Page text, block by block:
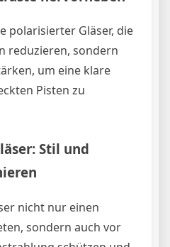
polarisierter Gläser, die
reduzieren, sondern
um eine klare
Pisten zu
Stil und
nicht nur einen
sondern auch vor